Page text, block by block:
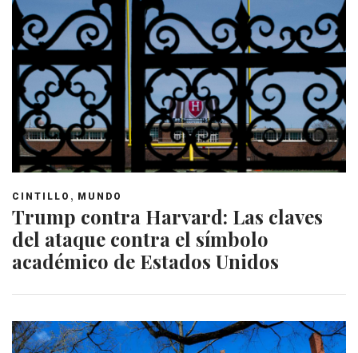
CINTILLO , MUNDO
Trump contra Harvard: Las claves
del ataque contra el símbolo
académico de Estados Unidos